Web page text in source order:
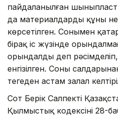
пайдаланылған
да материалдардың құны
көрсетілген. Сонымен
бірақ іс жүзінде
орындалды деп рәсімделіп,
енгізілген. Соның
теңгеден астам залал
Сот Берік Салпекті
Қылмыстық кодексінің 28-